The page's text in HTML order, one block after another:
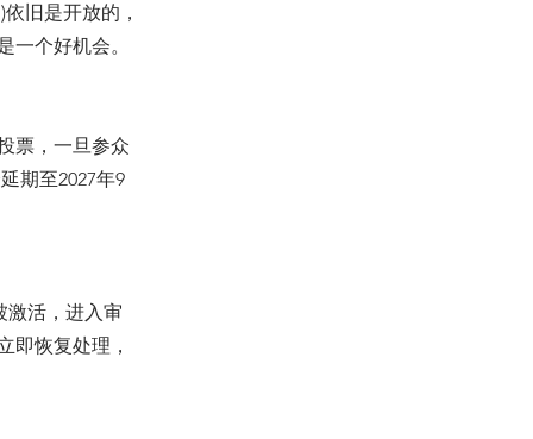
旧是开放的，
一个好机会。
票，一旦参众
期至2027年9
激活，进入审
即恢复处理，